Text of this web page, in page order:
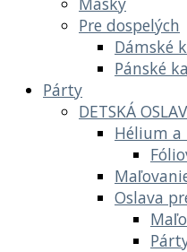
Pre dospelých
Dámské
Pánské
Párty
DETSKÁ
Hélium a
Oslava